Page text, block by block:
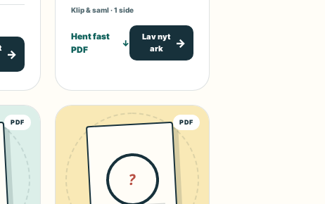
→
Klip & saml · 1 side
Hent fast
PDF
↓
Lav nyt
ark
→
PDF PDF
?